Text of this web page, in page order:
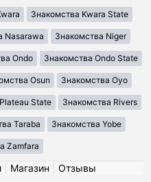
Знакомства Kwara State
Nasarawa Знакомства Niger
Ondo Знакомства Ondo State
Osun Знакомства Oyo
State Знакомства Rivers
Taraba Знакомства Yobe
Zamfara
| Магазин
Отзывы